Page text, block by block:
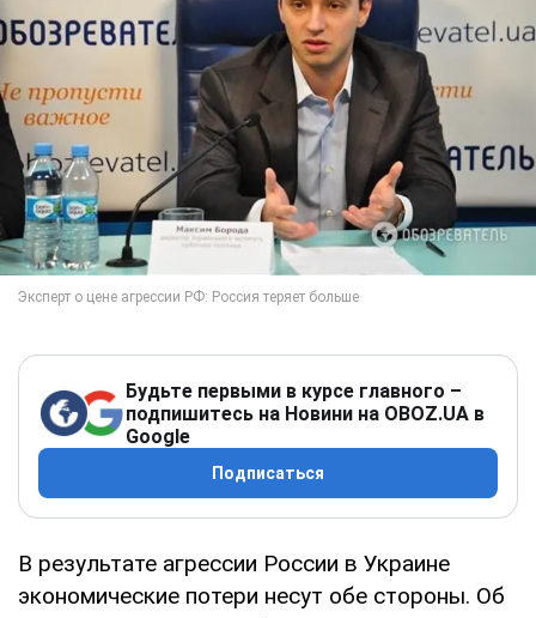
Будьте первыми в курсе главного –
подпишитесь на Новини на OBOZ.UA в
Google
Подписаться
В результате агрессии России в Украине
экономические потери несут обе стороны. Об